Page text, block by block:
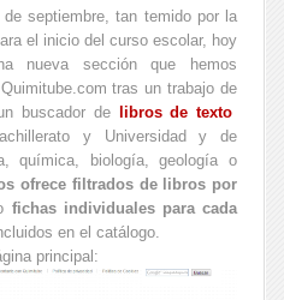
septiembre, tan temido por la
el inicio del curso escolar, hoy
nueva sección que hemos
tras un trabajo de
buscador de
libros de texto
y Universidad y de
química, biología, geología o
ofrece filtrados de libros por
fichas individuales para cada
en el catálogo.
principal: